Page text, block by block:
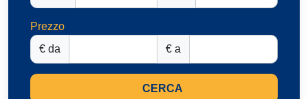
Prezzo
€ da
€ a
CERCA